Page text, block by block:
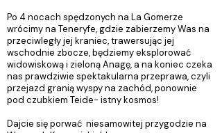
Po 4 nocach spędzonych na La Gomerze
wrócimy na Teneryfe, gdzie zabierzemy Was na
przeciwległy jej kraniec, trawersując jej
wschodnie zbocze, będziemy eksplorować
widowiskową i zieloną Anagę, a na koniec czeka
nas prawdziwie spektakularna przeprawa, czyli
przejazd granią wyspy na zachód, ponownie
pod czubkiem Teide- istny kosmos!
Dajcie się porwać niesamowitej przygodzie na